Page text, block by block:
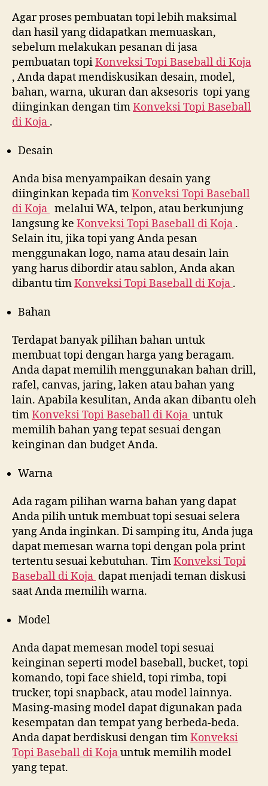
Agar proses pembuatan topi lebih maksimal
dan hasil yang didapatkan memuaskan,
sebelum melakukan pesanan di jasa
pembuatan topiKonveksi Topi Baseball diKoja
, Anda dapat mendiskusikan desain, model,
bahan, warna, ukuran dan aksesoris topi yang
diinginkan dengan timKonveksi Topi Baseball
diKoja .
Desain
Anda bisa menyampaikan desain yang
diinginkan kepada timKonveksi Topi Baseball
diKoja melalui WA, telpon, atau berkunjung
langsung ke Konveksi Topi Baseball diKoja .
Selain itu, jika topi yang Anda pesan
menggunakan logo, nama atau desain lain
yang harus dibordir atau sablon, Anda akan
dibantu timKonveksi Topi Baseball diKoja .
Bahan
Terdapat banyak pilihan bahan untuk
membuat topi dengan harga yang beragam.
Anda dapat memilih menggunakan bahan drill,
rafel, canvas, jaring, laken atau bahan yang
lain. Apabila kesulitan, Anda akan dibantu oleh
timKonveksi Topi Baseball diKoja untuk
memilih bahan yang tepat sesuai dengan
keinginan dan budget Anda.
Warna
Ada ragam pilihan warna bahan yang dapat
Anda pilih untuk membuat topi sesuai selera
yang Anda inginkan. Di samping itu, Anda juga
dapat memesan warna topi dengan pola print
tertentu sesuai kebutuhan. TimKonveksi Topi
Baseball diKoja dapat menjadi teman diskusi
saat Anda memilih warna.
Model
Anda dapat memesan model topi sesuai
keinginan seperti model baseball, bucket, topi
komando, topi face shield, topi rimba, topi
trucker, topi snapback, atau model lainnya.
Masing-masing model dapat digunakan pada
kesempatan dan tempat yang berbeda-beda.
Anda dapat berdiskusi dengan timKonveksi
Topi Baseball diKojauntuk memilih model
yang tepat.